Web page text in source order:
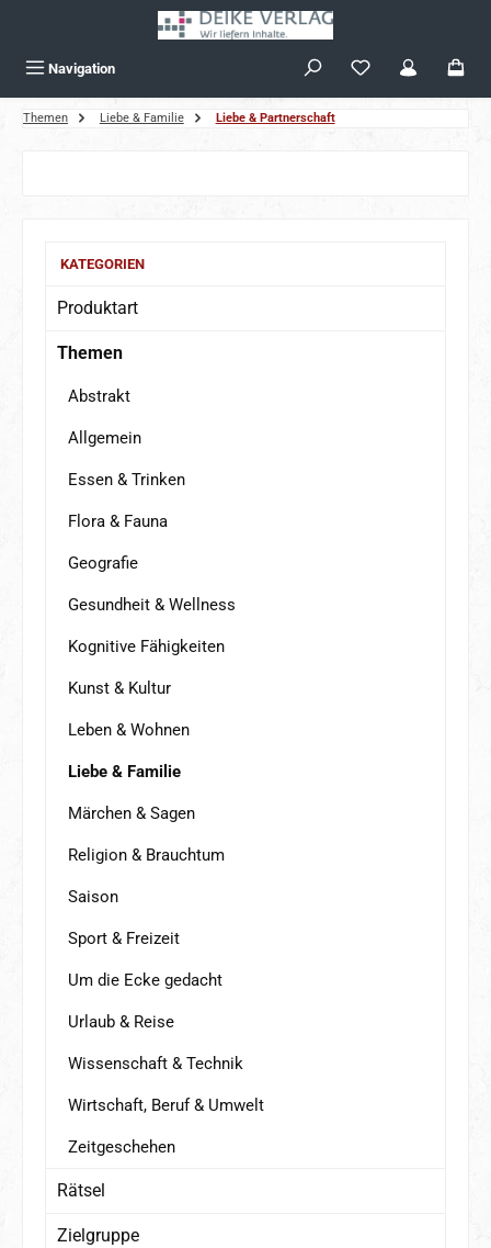
Navigation
Themen Liebe & Familie Liebe & Partnerschaft
KATEGORIEN
Produktart
Themen
Abstrakt
Allgemein
Essen & Trinken
Flora & Fauna
Geografie
Gesundheit & Wellness
Kognitive Fähigkeiten
Kunst & Kultur
Leben & Wohnen
Liebe & Familie
Märchen & Sagen
Religion & Brauchtum
Saison
Sport & Freizeit
Um die Ecke gedacht
Urlaub & Reise
Wissenschaft & Technik
Wirtschaft, Beruf & Umwelt
Zeitgeschehen
Rätsel
Zielgruppe